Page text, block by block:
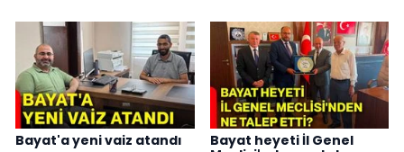
Bayat'a yeni vaiz atandı
Bayat heyeti İl Genel